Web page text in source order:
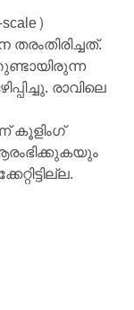
രാവിലെ
കൂളിംഗ്